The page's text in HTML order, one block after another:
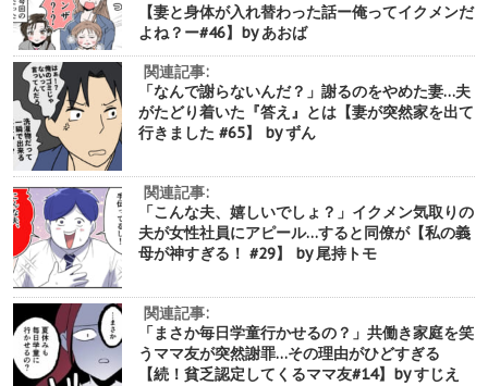
【妻と身体が入れ替わった話ー俺ってイクメンだ
よね？ー#46】by あおば
関連記事:
「なんで謝らないんだ？」謝るのをやめた妻…夫
がたどり着いた『答え』とは【妻が突然家を出て
行きました #65】 by ずん
関連記事:
「こんな夫、嬉しいでしょ？」イクメン気取りの
夫が女性社員にアピール…すると同僚が【私の義
母が神すぎる！ #29】 by 尾持トモ
関連記事:
「まさか毎日学童行かせるの？」共働き家庭を笑
うママ友が突然謝罪…その理由がひどすぎる
【続！貧乏認定してくるママ友#14】by すじえ